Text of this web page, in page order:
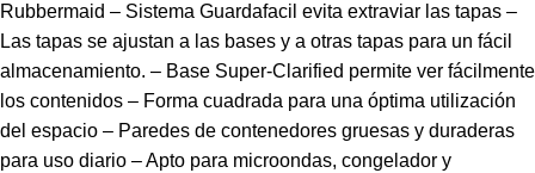
Rubbermaid – Sistema Guardafacil evita extraviar las tapas –
Las tapas se ajustan a las bases y a otras tapas para un fácil
almacenamiento. – Base Super-Clarified permite ver fácilmente
los contenidos – Forma cuadrada para una óptima utilización
del espacio – Paredes de contenedores gruesas y duraderas
para uso diario – Apto para microondas, congelador y